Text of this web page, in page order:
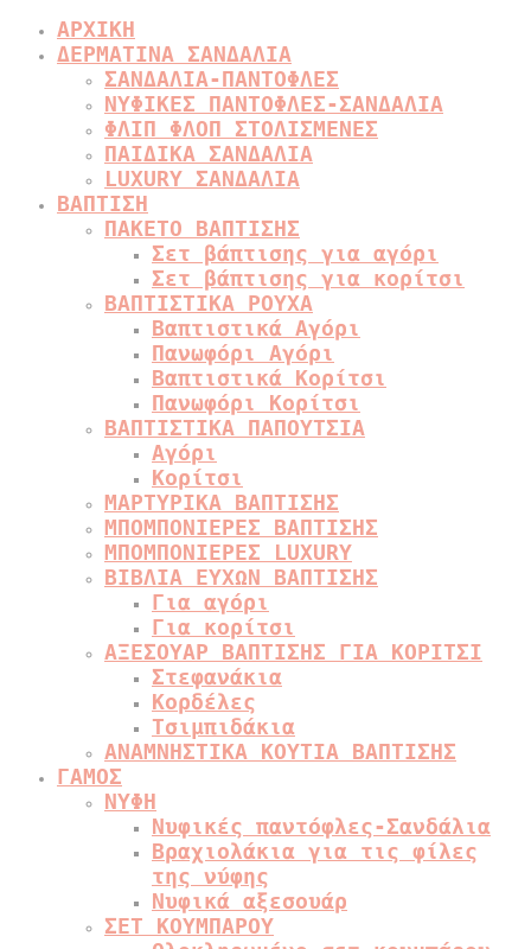
ΑΡΧΙΚΗ
ΔΕΡΜΑΤΙΝΑ ΣΑΝΔΑΛΙΑ
ΣΑΝΔΑΛΙΑ-ΠΑΝΤΟΦΛΕΣ
ΝΥΦΙΚΕΣ ΠΑΝΤΟΦΛΕΣ-ΣΑΝΔΑΛΙΑ
ΦΛΙΠ ΦΛΟΠ ΣΤΟΛΙΣΜΕΝΕΣ
ΠΑΙΔΙΚΑ ΣΑΝΔΑΛΙΑ
LUXURY ΣΑΝΔΑΛΙΑ
ΒΑΠΤΙΣΗ
ΠΑΚΕΤΟ ΒΑΠΤΙΣΗΣ
Σετ βάπτισης για αγόρι
Σετ βάπτισης για κορίτσι
ΒΑΠΤΙΣΤΙΚΑ ΡΟΥΧΑ
Βαπτιστικά Αγόρι
Πανωφόρι Αγόρι
Βαπτιστικά Κορίτσι
Πανωφόρι Κορίτσι
ΒΑΠΤΙΣΤΙΚΑ ΠΑΠΟΥΤΣΙΑ
Αγόρι
Κορίτσι
ΜΑΡΤΥΡΙΚΑ ΒΑΠΤΙΣΗΣ
ΜΠΟΜΠΟΝΙΕΡΕΣ ΒΑΠΤΙΣΗΣ
ΜΠΟΜΠΟΝΙΕΡΕΣ LUXURY
ΒΙΒΛΙΑ ΕΥΧΩΝ ΒΑΠΤΙΣΗΣ
Για αγόρι
Για κορίτσι
ΑΞΕΣΟΥΑΡ ΒΑΠΤΙΣΗΣ ΓΙΑ ΚΟΡΙΤΣΙ
Στεφανάκια
Κορδέλες
Τσιμπιδάκια
ΑΝΑΜΝΗΣΤΙΚΑ ΚΟΥΤΙΑ ΒΑΠΤΙΣΗΣ
ΓΑΜΟΣ
ΝΥΦΗ
Νυφικές παντόφλες-Σανδάλια
Βραχιολάκια για τις φίλες
της νύφης
Νυφικά αξεσουάρ
ΣΕΤ ΚΟΥΜΠΑΡΟΥ